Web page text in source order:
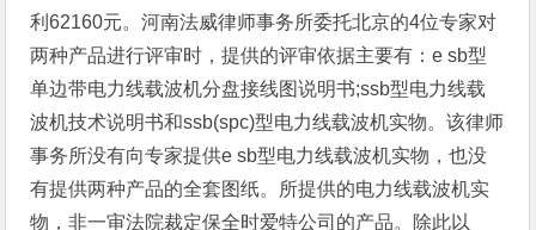
利62160元。河南法威律师事务所委托北京的4位专家对
两种产品进行评审时，提供的评审依据主要有：e sb型
单边带电力线载波机分盘接线图说明书;ssb型电力线载
波机技术说明书和ssb(spc)型电力线载波机实物。该律师
事务所没有向专家提供e sb型电力线载波机实物，也没
有提供两种产品的全套图纸。所提供的电力线载波机实
物，非一审法院裁定保全时爱特公司的产品。除此以